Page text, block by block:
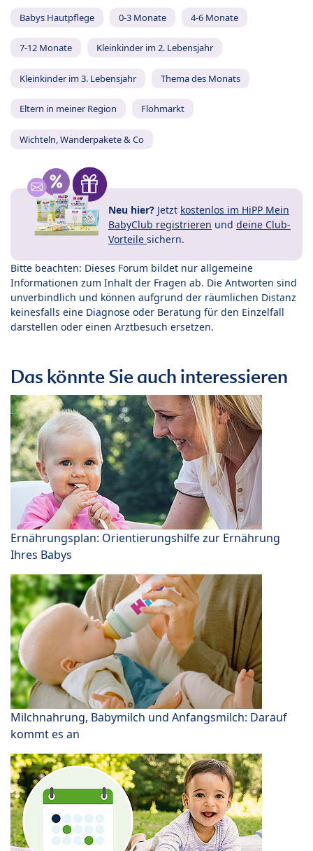
Babys Hautpflege 0-3 Monate 4-6 Monate
7-12 Monate Kleinkinder im 2. Lebensjahr
Kleinkinder im 3. Lebensjahr Thema des Monats
Eltern in meiner Region Flohmarkt
Wichteln, Wanderpakete & Co
Neu hier? Jetzt kostenlos im HiPP Mein
BabyClub registrieren und deine Club-
Vorteile sichern.
Bitte beachten: Dieses Forum bildet nur allgemeine
Informationen zum Inhalt der Fragen ab. Die Antworten sind
unverbindlich und können aufgrund der räumlichen Distanz
keinesfalls eine Diagnose oder Beratung für den Einzelfall
darstellen oder einen Arztbesuch ersetzen.
Das könnte Sie auch interessieren
Ernährungsplan: Orientierungshilfe zur Ernährung
Ihres Babys
Milchnahrung, Babymilch und Anfangsmilch: Darauf
kommt es an